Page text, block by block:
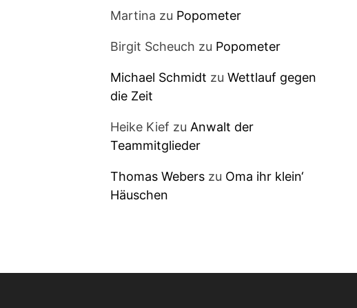
Martina zu Popometer
Birgit Scheuch zu Popometer
Michael Schmidt zu Wettlauf gegen
die Zeit
Heike Kief zu Anwalt der
Teammitglieder
Thomas Weberszu Oma ihr klein‘
Häuschen